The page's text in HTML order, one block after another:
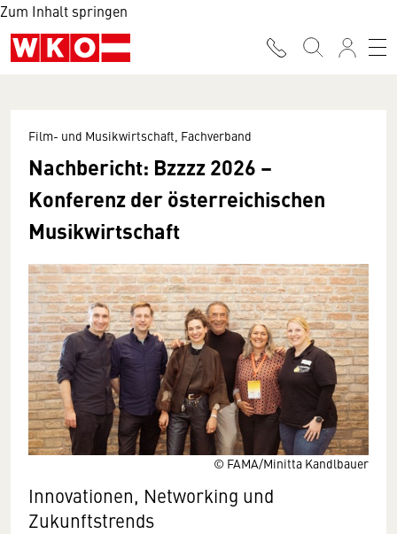
Zum Inhalt springen
© FAMA/Minitta Kandlbauer
Film- und Musikwirtschaft, Fachverband
Nachbericht: Bzzzz 2026 –
Konferenz der österreichischen
Musikwirtschaft
Innovationen, Networking und
Zukunftstrends